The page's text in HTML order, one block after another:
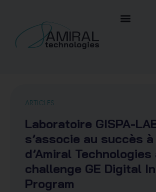
ARTICLES
Laboratoire GISPA-
s’associe au succès à
d’Amiral Technologies
challenge GE Digital
Program